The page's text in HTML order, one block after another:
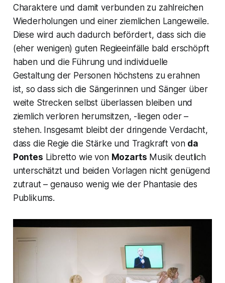
Charaktere und damit verbunden zu zahlreichen
Wiederholungen und einer ziemlichen Langeweile.
Diese wird auch dadurch befördert, dass sich die
(eher wenigen) guten Regieeinfälle bald erschöpft
haben und die Führung und individuelle
Gestaltung der Personen höchstens zu erahnen
ist, so dass sich die Sängerinnen und Sänger über
weite Strecken selbst überlassen bleiben und
ziemlich verloren herumsitzen, -liegen oder –
stehen. Insgesamt bleibt der dringende Verdacht,
dass die Regie die Stärke und Tragkraft von da
Pontes Libretto wie von Mozarts Musik deutlich
unterschätzt und beiden Vorlagen nicht genügend
zutraut – genauso wenig wie der Phantasie des
Publikums.